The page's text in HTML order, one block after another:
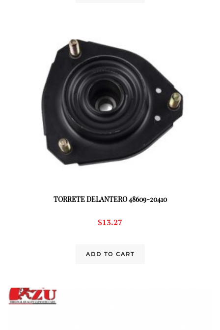
TORRETE DELANTERO 48609-20410
$13.27
ADD TO CART